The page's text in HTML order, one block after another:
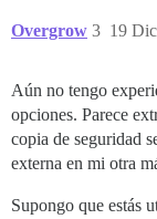
Overgrow 19
3
Aún no tengo
opciones. Parece
copia de seguridad
externa en mi otra
Supongo que estás